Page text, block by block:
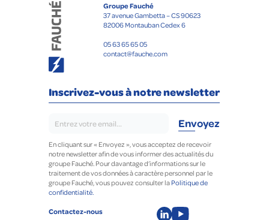
Groupe Fauché
37 avenue Gambetta – CS 90623
82006 Montauban Cedex 6
05 63 65 65 05
contact@fauche.com
Inscrivez-vous à notre newsletter
En cliquant sur « Envoyez », vous acceptez de recevoir
notre newsletter afin de vous informer des actualités du
groupe Fauché. Pour davantage d’informations sur le
traitement de vos données à caractère personnel par le
groupe Fauché, vous pouvez consulter laPolitique de
confidentialité.
Contactez-nous